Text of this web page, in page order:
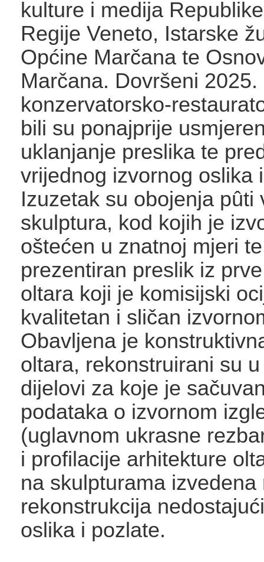
kulture i medija
Regije Veneto, Istarske
Općine Marčana te
Marčana. Dovršeni
konzervatorsko-
bili su ponajprije
uklanjanje preslika te
vrijednog izvornog oslika
Izuzetak su obojenja pûti
skulptura, kod kojih je
oštećen u znatnoj mjeri
prezentiran preslik iz
oltara koji je komisijski
kvalitetan i sličan
Obavljena je
oltara, rekonstruirani su
dijelovi za koje je
podataka o izvornom
(uglavnom ukrasne
i profilacije arhitekture
na skulpturama izvedena
rekonstrukcija
oslika i pozlate.